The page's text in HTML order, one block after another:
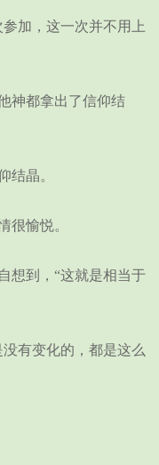
加，这一次并不用上
神都拿出了信仰结
结晶。
很愉悦。
想到，“这就是相当于
有变化的，都是这么